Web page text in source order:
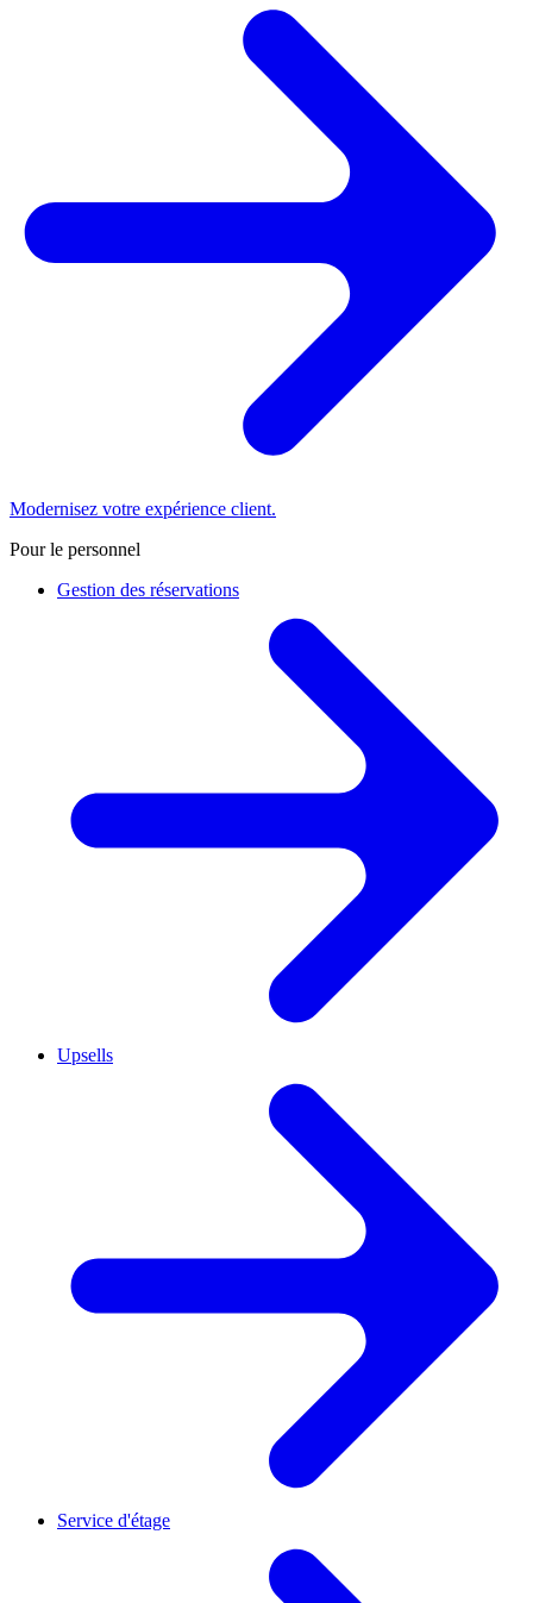
Modernisez votre expérience client.
Pour le personnel
Gestion des réservations
Upsells
Service d'étage